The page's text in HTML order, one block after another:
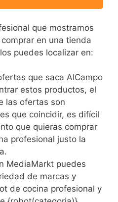
que mostramos
en una tienda
puedes localizar en:
que saca AlCampo
estos productos, el
las ofertas son
que coincidir, es difícil
que quieras comprar
profesional justo la
MediaMarkt puedes
de marcas y
de cocina profesional y